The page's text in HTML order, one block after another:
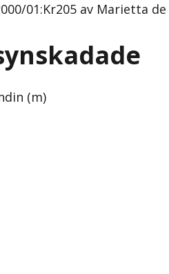
01:Kr205 av Marietta
(m)